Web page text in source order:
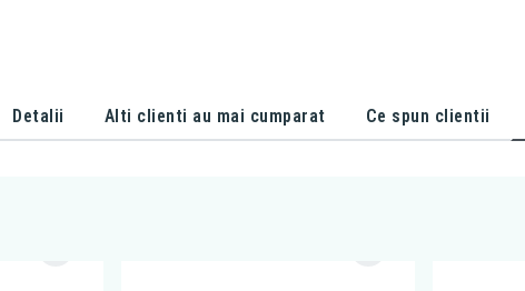
Detalii Alti clienti au mai cumparat Ce spun clientii